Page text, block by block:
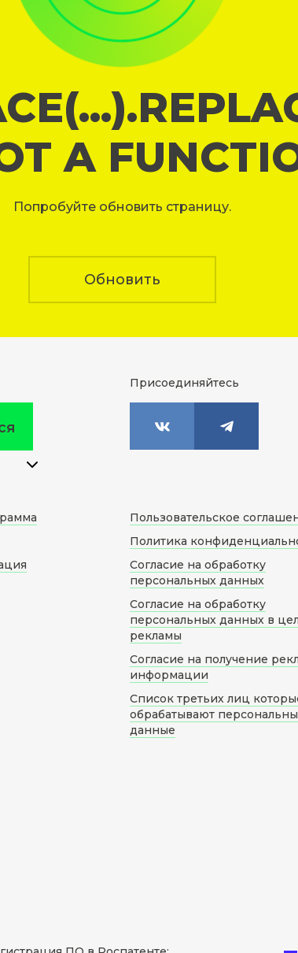
A
Попробуйте обновить страницу.
Обновить
Присоединяйтесь
Пользовательское
Политика
Согласие на обработку
персональных данных
Согласие на обработку
персональных данных в
рекламы
Согласие на получение
информации
Список третьих лиц
обрабатывают
данные